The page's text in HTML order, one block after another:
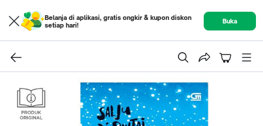
Belanja di aplikasi, gratis ongkir & kupon diskon
setiap hari!
Buka